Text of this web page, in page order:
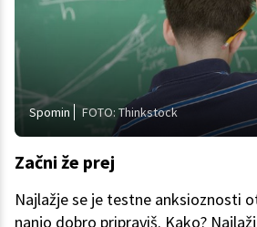
Spomin FOTO: Thinkstock
Začni že prej
Najlažje se je testne anksioznosti
nanjo dobro pripraviš. Kako?